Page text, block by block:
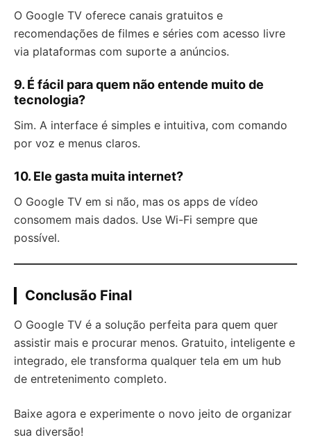
O Google TV oferece canais gratuitos e
recomendações de filmes e séries com acesso livre
via plataformas com suporte a anúncios.
9. É fácil para quem não entende muito de
tecnologia?
Sim. A interface é simples e intuitiva, com comando
por voz e menus claros.
10. Ele gasta muita internet?
O Google TV em si não, mas os apps de vídeo
consomem mais dados. Use Wi-Fi sempre que
possível.
Conclusão Final
O Google TV é a solução perfeita para quem quer
assistir mais e procurar menos. Gratuito, inteligente e
integrado, ele transforma qualquer tela em um hub
de entretenimento completo.
Baixe agora e experimente o novo jeito de organizar
sua diversão!